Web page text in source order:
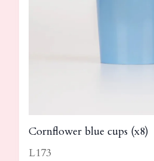
Cornflower blue cups (x8)
L173